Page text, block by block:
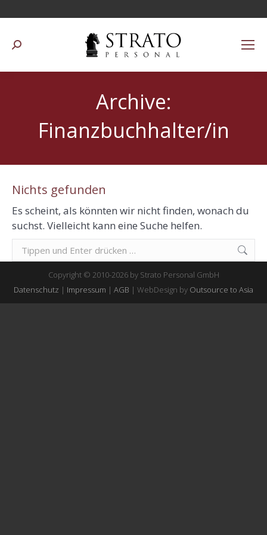
Suchen:
Archive:
Finanzbuchhalter/in
Nichts gefunden
Es scheint, als könnten wir nicht finden, wonach du
suchst. Vielleicht kann eine Suche helfen.
Suchen:
Copyright © 2010-2026 by Strato Personal GmbH
Datenschutz | Impressum | AGB | WebDesign by Outsource to Asia